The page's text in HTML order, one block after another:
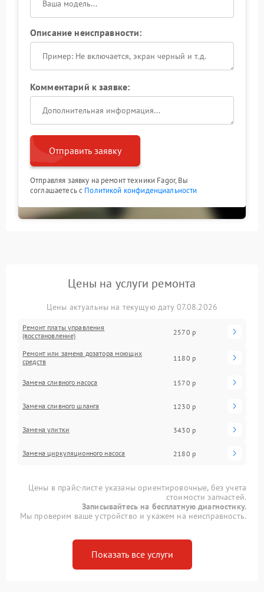
Описание неисправности:
Комментарий к заявке:
Отправить заявку
Отправляя заявку на ремонт техники Fagor, Вы
соглашаетесь с Политикой конфиденциальности
Цены на услуги ремонта
Цены актуальны на текущую дату 07.08.2026
Ремонт платы управления
(восстановление)
2570 р
Ремонт или замена дозатора моющих
средств
1180 р
Замена сливного насоса 1570 р
Замена сливного шланга 1230 р
Замена улитки 3430 р
Замена циркуляционного насоса 2180 р
Цены в прайс-листе указаны ориентировочные, без учета
стоимости запчастей.
Записывайтесь на бесплатную диагностику.
Мы проверим ваше устройство и укажем на неисправность.
Показать все услуги